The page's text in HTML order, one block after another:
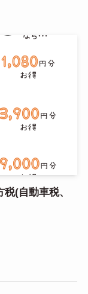
(自動車税、